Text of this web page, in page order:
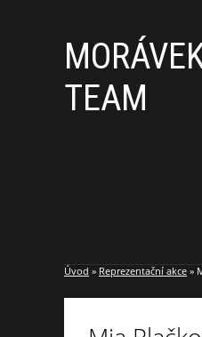
TEAM
Úvod » Reprezentační akce »